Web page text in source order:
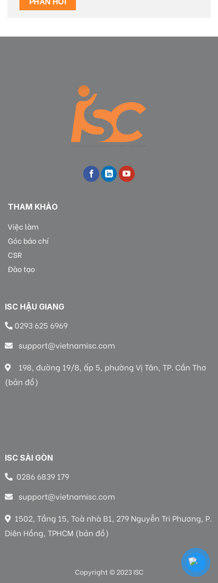
THAM KHẢO
Việc làm
Góc báo chí
CSR
Đào tạo
ISC HẬU GIANG
0293 625 6969
support@vietnamisc.com
198, đường 19/8, ấp 5, phường Vị Tân, TP. Cần Thơ
(bản đồ)
ISC SÀI GÒN
0286 6839 179
support@vietnamisc.com
1502, Tầng 15, Toà nhà B1, 279 Nguyễn Tri Phương, P.
Diên Hồng, TPHCM (bản đồ)
Copyright © 2023 ISC